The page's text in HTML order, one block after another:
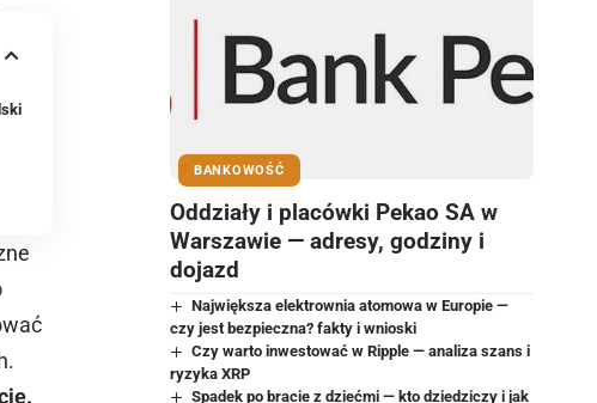
BANKOWOŚĆ
Oddziały i placówki Pekao SA w
Warszawie — adresy, godziny i
dojazd
Największa elektrownia atomowa w Europie —
czy jest bezpieczna? fakty i wnioski
Czy warto inwestować w Ripple — analiza szans i
ryzyka XRP
Spadek po bracie z dziećmi — kto dziedziczy i jak